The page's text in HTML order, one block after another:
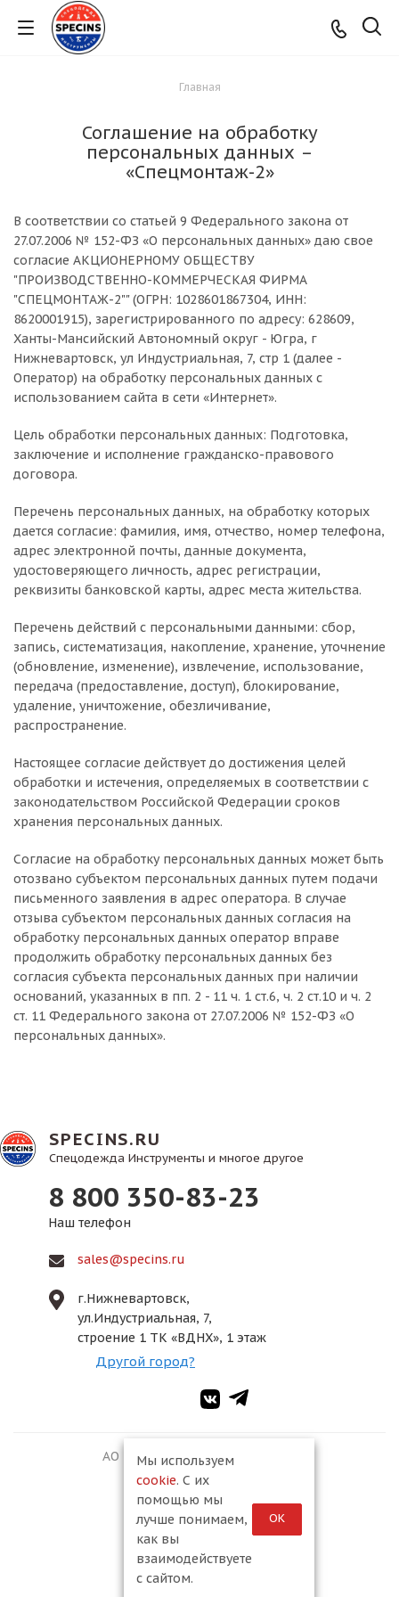
Главная
Соглашение на обработку
персональных данных –
«Спецмонтаж-2»
В соответствии со статьей 9 Федерального закона от
27.07.2006 № 152-ФЗ «О персональных данных» даю свое
согласие АКЦИОНЕРНОМУ ОБЩЕСТВУ
"ПРОИЗВОДСТВЕННО-КОММЕРЧЕСКАЯ ФИРМА
"СПЕЦМОНТАЖ-2"" (ОГРН: 1028601867304, ИНН:
8620001915), зарегистрированного по адресу: 628609,
Ханты-Мансийский Автономный округ - Югра, г
Нижневартовск, ул Индустриальная, 7, стр 1 (далее -
Оператор) на обработку персональных данных с
использованием сайта в сети «Интернет».
Цель обработки персональных данных: Подготовка,
заключение и исполнение гражданско-правового
договора.
Перечень персональных данных, на обработку которых
дается согласие: фамилия, имя, отчество, номер телефона,
адрес электронной почты, данные документа,
удостоверяющего личность, адрес регистрации,
реквизиты банковской карты, адрес места жительства.
Перечень действий с персональными данными: сбор,
запись, систематизация, накопление, хранение, уточнение
(обновление, изменение), извлечение, использование,
передача (предоставление, доступ), блокирование,
удаление, уничтожение, обезличивание,
распространение.
Настоящее согласие действует до достижения целей
обработки и истечения, определяемых в соответствии с
законодательством Российской Федерации сроков
хранения персональных данных.
Согласие на обработку персональных данных может быть
отозвано субъектом персональных данных путем подачи
письменного заявления в адрес оператора. В случае
отзыва субъектом персональных данных согласия на
обработку персональных данных оператор вправе
продолжить обработку персональных данных без
согласия субъекта персональных данных при наличии
оснований, указанных в пп. 2 - 11 ч. 1 ст.6, ч. 2 ст.10 и ч. 2
ст. 11 Федерального закона от 27.07.2006 № 152-ФЗ «О
персональных данных».
SPECINS.RU
Спецодежда Инструменты и многое другое
8 800 350-83-23
Наш телефон
sales@specins.ru
г.Нижневартовск,
ул.Индустриальная, 7,
строение 1 ТК «ВДНХ», 1 этаж
Другой город?
АО ПКФ «Спецмонтаж-2», 2026
Мы используем
cookie. С их
помощью мы
лучше понимаем,
как вы
взаимодействуете
с сайтом.
ОК